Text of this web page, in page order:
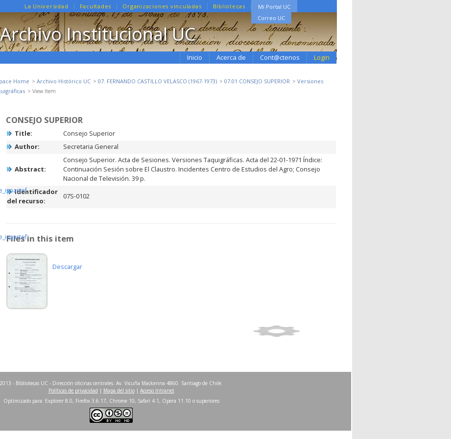
Mi Portal UC
Correo UC
La Universidad Facultades Organizaciones vinculadas Bibliotecas
Archivo Institucional UC
Login
Inicio Acerca de Cont@ctenos
Home Archivo Histórico UC 07. FERNANDO CASTILLO VELASCO (1967-1973) 07.01 CONSEJO SUPERIOR
Versiones
View Item
CONSEJO SUPERIOR
Title:
Consejo Superior
Author:
Secretaria General
Abstract:
Consejo Superior. Acta de Sesiones. Versiones Taquigráficas. Acta del 22-01-1971 Índice:
Continuación Sesión sobre El Claustro. Incidentes Centro de Estudios del Agro; Consejo
Nacional de Televisión. 39 p.
Identificador
del recurso:
07S-0102
Files in this item
Descargar
Show full item record
2013 - Bibliotecas UC - Dirección oficinas centrales: Av. Vicuña Mackenna 4860. Santiago de Chile.
Políticas de privacidad | Mapa del sitio| Acceso Intranet
Optimizado para: Explorer 8.0, Firefox 3.6.17, Chrome 10, Safari 4.1, Opera 11.10 o superiores